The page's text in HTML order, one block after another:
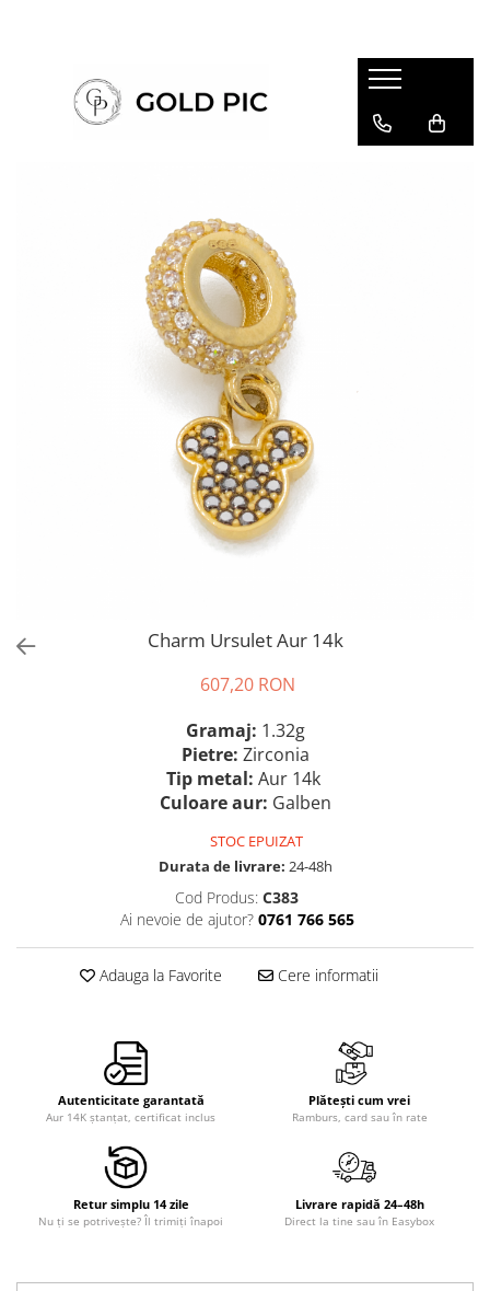
Charm Ursulet Aur 14k
607,20 RON
Gramaj: 1.32g
Pietre: Zirconia
Tip metal: Aur 14k
Culoare aur: Galben
STOC EPUIZAT
Durata de livrare: 24-48h
Cod Produs: C383
Ai nevoie de ajutor? 0761 766 565
Adauga la Favorite Cere informatii
Autenticitate garantată
Aur 14K ștanțat, certificat inclus
Plătești cum vrei
Ramburs, card sau în rate
Retur simplu 14 zile
Nu ți se potrivește? Îl trimiți înapoi
Livrare rapidă 24–48h
Direct la tine sau în Easybox